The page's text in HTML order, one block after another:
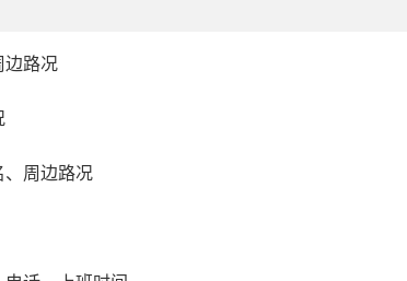
边路况
、周边路况